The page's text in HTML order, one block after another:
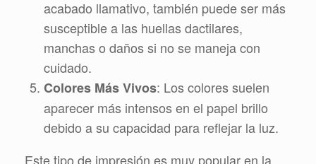
acabado llamativo, también puede ser más
susceptible a las huellas dactilares,
manchas o daños si no se maneja con
cuidado.
Colores Más Vivos: Los colores suelen
aparecer más intensos en el papel brillo
debido a su capacidad para reflejar la luz.
Este tipo de impresión es muy popular en la